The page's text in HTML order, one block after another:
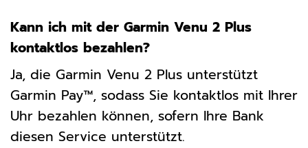
Kann ich mit der Garmin Venu 2 Plus
kontaktlos bezahlen?
Ja, die Garmin Venu 2 Plus unterstützt
Garmin Pay™, sodass Sie kontaktlos mit Ihrer
Uhr bezahlen können, sofern Ihre Bank
diesen Service unterstützt.